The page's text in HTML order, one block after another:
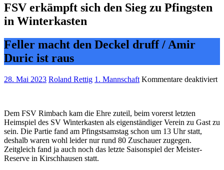
FSV erkämpft sich den Sieg zu Pfingsten
in Winterkasten
Feller macht den Deckel druff / Amir
Duric ist raus
28. Mai 2023 Roland Rettig 1. Mannschaft Kommentare deaktiviert
Dem FSV Rimbach kam die Ehre zuteil, beim vorerst letzten
Heimspiel des SV Winterkasten als eigenständiger Verein zu Gast zu
sein. Die Partie fand am Pfingstsamstag schon um 13 Uhr statt,
deshalb waren wohl leider nur rund 80 Zuschauer zugegen.
Zeitgleich fand ja auch noch das letzte Saisonspiel der Meister-
Reserve in Kirschhausen statt.